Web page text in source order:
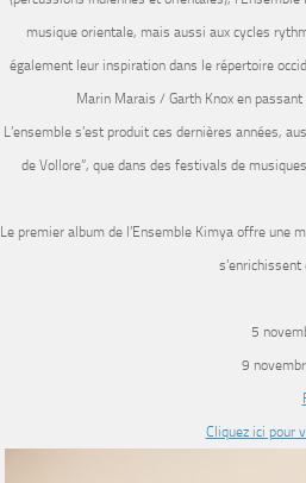
musique orientale, mais aussi aux cycles
également leur inspiration dans le répertoire
Marin Marais / Garth Knox en
L’ensemble s’est produit ces dernières années,
de Vollore”, que dans des festivals de
Le premier album de l’Ensemble Kimya offre une
5
9
Cliquez ici pour